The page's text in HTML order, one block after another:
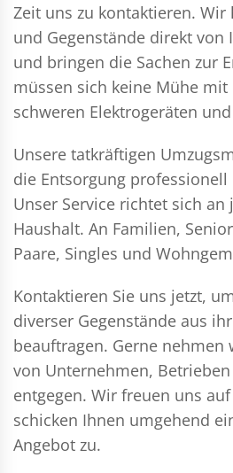
Zeit uns zu kontaktieren.
und Gegenstände direkt von
und bringen die Sachen zur
müssen sich keine Mühe mit
schweren Elektrogeräten
Unsere tatkräftigen
die Entsorgung
Unser Service richtet sich an
Haushalt. An Familien,
Paare, Singles und
Kontaktieren Sie uns jetzt,
diverser Gegenstände aus
beauftragen. Gerne nehmen
von Unternehmen,
entgegen. Wir freuen uns
schicken Ihnen umgehend
Angebot zu.